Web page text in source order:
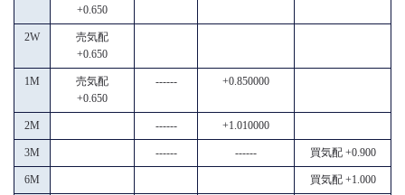
+0.650
2W
売気配
+0.650
1M
売気配
+0.650
------ +0.850000
2M ------ +1.010000
3M ------ ------ 買気配 +0.900
6M 買気配 +1.000